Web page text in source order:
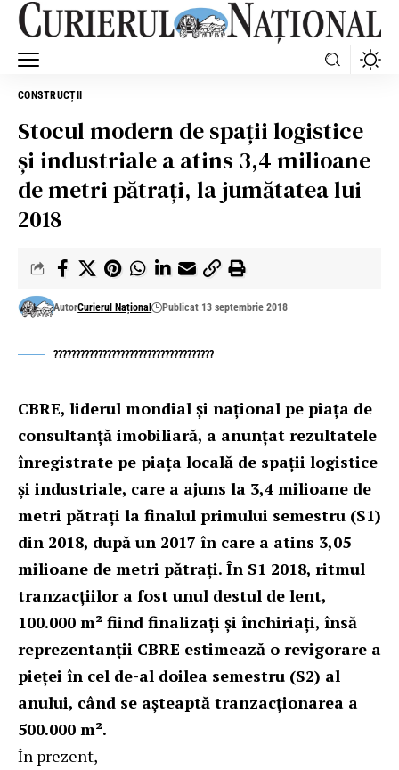
CONSTRUCȚII
Stocul modern de spații logistice
și industriale a atins 3,4 milioane
de metri pătrați, la jumătatea lui
2018
AutorCurierul Național Publicat 13 septembrie 2018
????????????????????????????????????
CBRE, liderul mondial și național pe piața de
consultanță imobiliară, a anunțat rezultatele
înregistrate pe piața locală de spații logistice
și industriale, care a ajuns la 3,4 milioane de
metri pătrați la finalul primului semestru (S1)
din 2018, după un 2017 în care a atins 3,05
milioane de metri pătrați. În S1 2018, ritmul
tranzacțiilor a fost unul destul de lent,
100.000 m² fiind finalizați și închiriați, însă
reprezentanții CBRE estimează o revigorare a
pieței în cel de-al doilea semestru (S2) al
anului, când se așteaptă tranzacționarea a
500.000 m².
În prezent,